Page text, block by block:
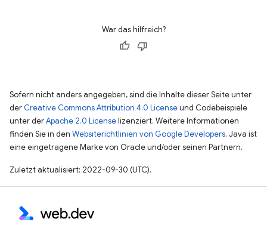
War das hilfreich?
Sofern nicht anders angegeben, sind die Inhalte dieser Seite unter
der Creative Commons Attribution 4.0 Licenseund Codebeispiele
unter derApache 2.0 Licenselizenziert. Weitere Informationen
finden Sie in den Websiterichtlinien von Google Developers. Java ist
eine eingetragene Marke von Oracle und/oder seinen Partnern.
Zuletzt aktualisiert: 2022-09-30 (UTC).